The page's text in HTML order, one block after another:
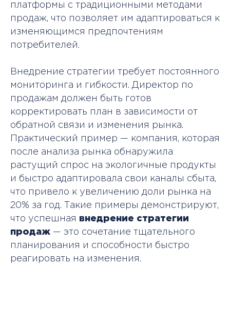
платформы с традиционными методами
продаж, что позволяет им адаптироваться к
изменяющимся предпочтениям
потребителей.
Внедрение стратегии требует постоянного
мониторинга и гибкости. Директор по
продажам должен быть готов
корректировать план в зависимости от
обратной связи и изменения рынка.
Практический пример — компания, которая
после анализа рынка обнаружила
растущий спрос на экологичные продукты
и быстро адаптировала свои каналы сбыта,
что привело к увеличению доли рынка на
20% за год. Такие примеры демонстрируют,
что успешная внедрение стратегии
продаж — это сочетание тщательного
планирования и способности быстро
реагировать на изменения.